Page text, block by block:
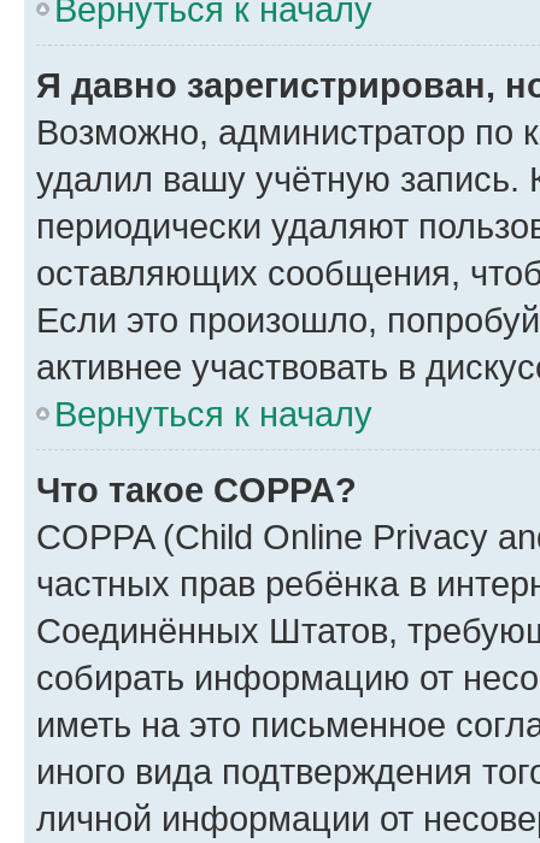
Вернуться к началу
Я давно зарегистрирован,
Возможно, администратор по
удалил вашу учётную запись.
периодически удаляют
оставляющих сообщения,
Если это произошло,
активнее участвовать в
Вернуться к началу
Что такое COPPA?
COPPA (Child Online Privacy
частных прав ребёнка в
Соединённых Штатов,
собирать информацию от
иметь на это письменное
иного вида подтверждения
личной информации от